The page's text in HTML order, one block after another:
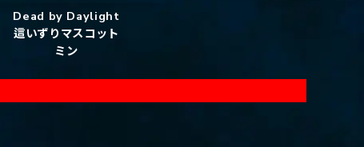
Dead by Daylight
這いずりマスコット
ミン